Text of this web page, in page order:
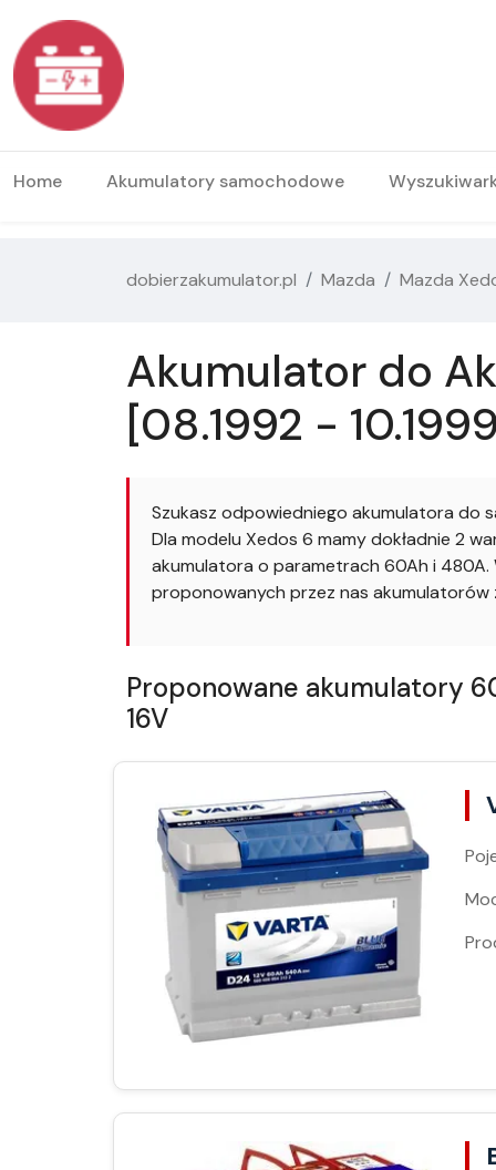
Home Akumulatory samochodowe
dobierzakumulator.pl Mazda Mazda
Akumulator do
[08.1992 -
Szukasz odpowiedniego akumulatora do
Dla modelu Xedos 6 mamy dokładnie 2
akumulatora o parametrach 60Ah i 480A.
proponowanych przez nas akumulatorów
Proponowane akumulatory
16V